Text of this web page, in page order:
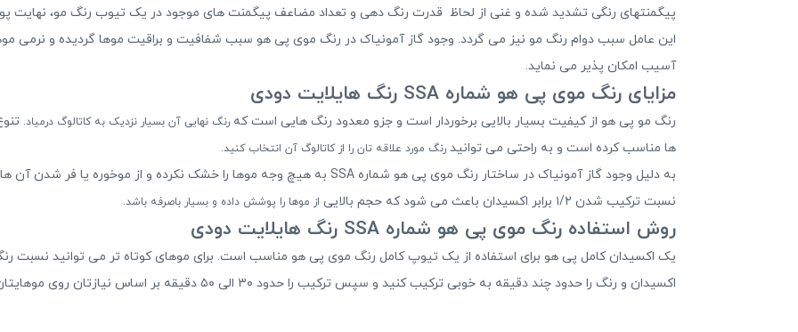
پیگمنتهای رنگی تشدید شده و غنی از لحاظ قدرت رنگ دهی و تعداد مضاعف پیگمنت های موجود در یک تیوب رنگ مو، نهایت
این عامل سبب دوام رنگ مو نیز می گردد. وجود گاز آمونیاک در رنگ موی پی هو سبب شفافیت و براقیت موها گردیده و نرمی
آسیب امکان پذیر می نماید.
مزایای رنگ موی پی هو شماره SSA رنگ هایلایت دودی
رنگ مو پی هو از کیفیت بسیار بالایی برخوردار است و جزو معدود رنگ هایی است کهرنگ نهایی آن بسیار نزدیک به کاتالوگ درمیاد.
ها مناسب کرده است و به راحتی می توانیدرنگ مورد علاقه تان را از کاتالوگ آن انتخاب کنید.
نسبت ترکیب شدن ۱/۲ برابر اکسیدان باعث می شود که حجم بالایی
از موها را پوشش داده و بسیار باصرفه باشد.
روش استفاده رنگ موی پی هو شماره SSA رنگ هایلایت دودی
یک اکسیدان کامل پی هو برای استفاده از یک تیوپ کامل رنگ موی پی هو مناسب است. برای موهای کوتاه تر می توانید نسبت
اکسیدان و رنگ را حدود چند دقیقه به خوبی ترکیب کنید و سپس ترکیب را حدود ۳۰ الی ۵۰ دقیقه بر اساس نیازتان روی موهایتان نگه داشته و سپس به خوبی آبکشی کنید.